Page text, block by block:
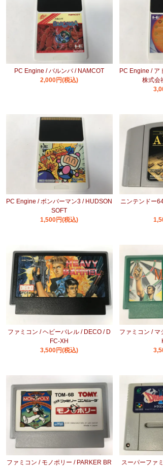
PC Engine / バルンバ / NAMCOT
2,000円(税込)
PC Engine / ア
株式会
PC Engine / ボンバーマン3 / HUDSON
SOFT
1,500円(税込)
ニンテンドー
ファミコン / ヘビーバレル / DECO / D
FC-XH
3,500円(税込)
ファミコン / マ
ファミコン / モノポリー / PARKER BR
スーパーファ